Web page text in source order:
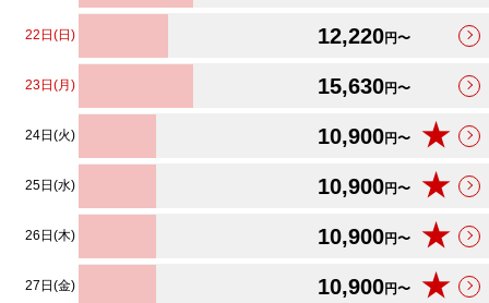
22日(日) 12,220円〜
23日(月) 15,630円〜
24日(火) 10,900円〜 ★
25日(水) 10,900円〜 ★
26日(木) 10,900円〜 ★
27日(金) 10,900円〜 ★